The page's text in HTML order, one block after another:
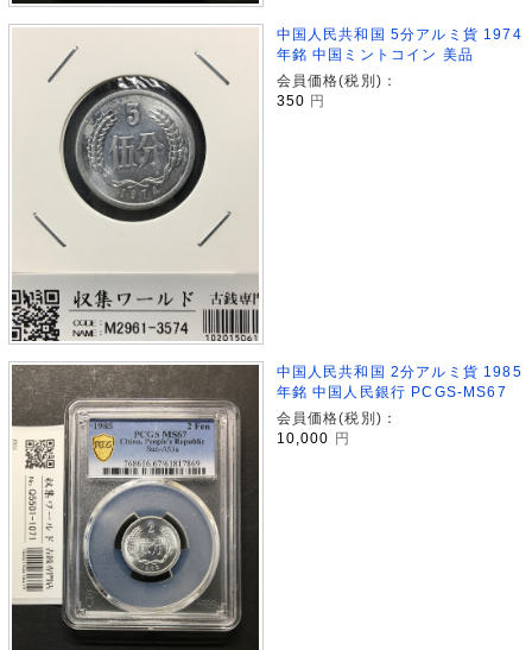
中国人民共和国 5分アルミ貨 1974
年銘 中国ミントコイン 美品
会員価格(税別)：
350 円
中国人民共和国 2分アルミ貨 1985
年銘 中国人民銀行 PCGS-MS67
会員価格(税別)：
10,000 円